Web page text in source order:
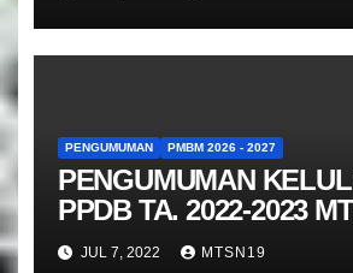
PENGUMUMAN PMBM 2026 - 2027
PENGUMUMAN
PPDB TA. 2022-2023
JAKARTA JALUR
JUL 7, 2022 MTSN19